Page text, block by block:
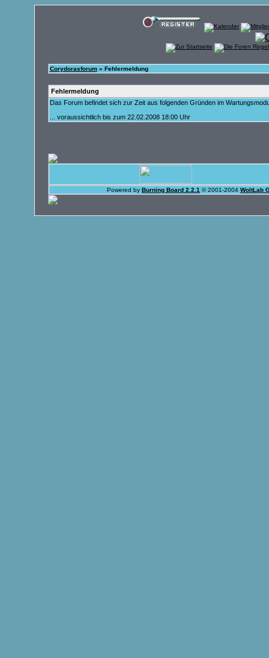
Corydorasforum» Fehlermeldung
Fehlermeldung
Das Forum befindet sich zur Zeit aus folgenden Gründen im
... voraussichtlich bis zum 22.02.2008 18:00 Uhr
Powered by Burning Board 2.2.1 © 2001-2004 WoltLab